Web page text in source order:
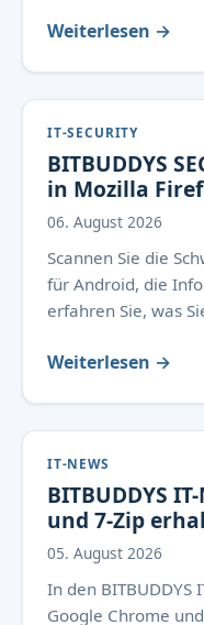
Weiterlesen →
IT-SECURITY
BITBUDDYS
in Mozilla
06. August 2026
Scannen Sie die
für Android, die
erfahren Sie, was
Weiterlesen →
IT-NEWS
BITBUDDYS
und 7-Zip
05. August 2026
In den BITBUDDYS
Google Chrome